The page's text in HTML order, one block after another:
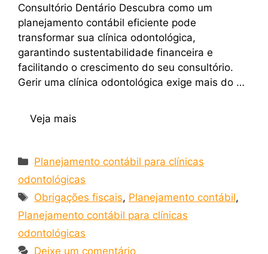
Consultório Dentário Descubra como um
planejamento contábil eficiente pode
transformar sua clínica odontológica,
garantindo sustentabilidade financeira e
facilitando o crescimento do seu consultório.
Gerir uma clínica odontológica exige mais do …
Veja mais
Planejamento contábil para clínicas
odontológicas
Obrigações fiscais, Planejamento contábil,
Planejamento contábil para clínicas
odontológicas
Deixe um comentário